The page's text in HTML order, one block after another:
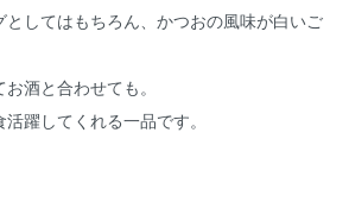
としてはもちろん、かつおの風味が白いご
酒と合わせても。
躍してくれる一品です。